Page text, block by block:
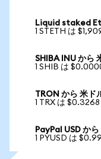
Liquid staked
1 STETH は
SHIBA INU から
1 SHIB は
TRON から 米ド
1 TRX は $0.3268
PayPal USD か
1 PYUSD は